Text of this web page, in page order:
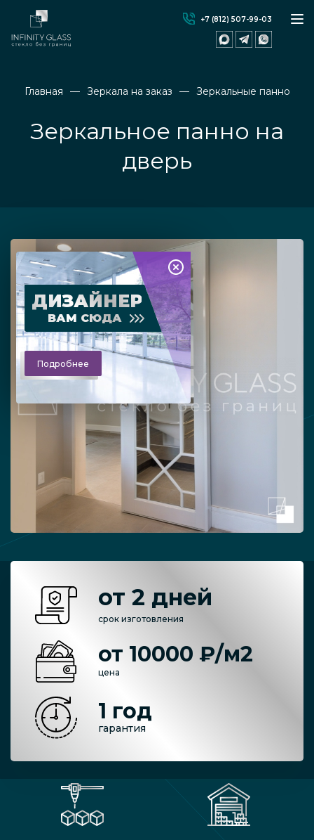
+7 (812) 507-99-03
Главная Зеркала на заказ Зеркальные панно
Зеркальное панно на
дверь
ДИЗАЙНЕР
ВАМ СЮДА
Подробнее
от 2 дней
срок изготовления
от 10000 ₽/м2
цена
1 год
гарантия